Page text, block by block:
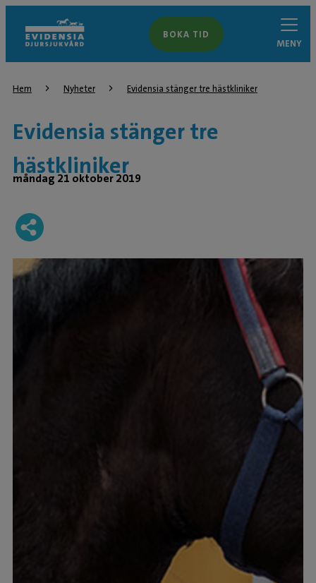
BOKA TID
MENY
Hem Nyheter Evidensia stänger tre hästkliniker
Evidensia stänger tre
hästkliniker
måndag 21 oktober 2019